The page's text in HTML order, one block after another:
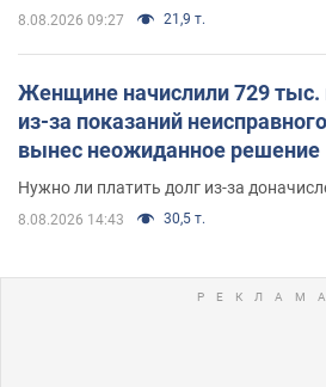
8.08.2026 09:27 21,9 т.
Женщине начислили 729 тыс.
из-за показаний
вынес неожиданное решение
Нужно ли платить долг из-за
8.08.2026 14:43 30,5 т.